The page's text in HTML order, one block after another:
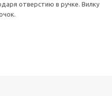
отверстию в ручке. Вилку